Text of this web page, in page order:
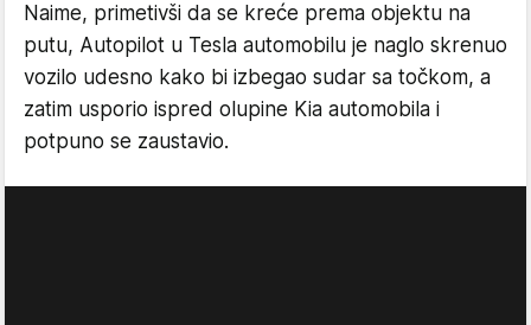
Naime, primetivši da se kreće prema objektu na
putu, Autopilot u Tesla automobilu je naglo skrenuo
vozilo udesno kako bi izbegao sudar sa točkom, a
zatim usporio ispred olupine Kia automobila i
potpuno se zaustavio.